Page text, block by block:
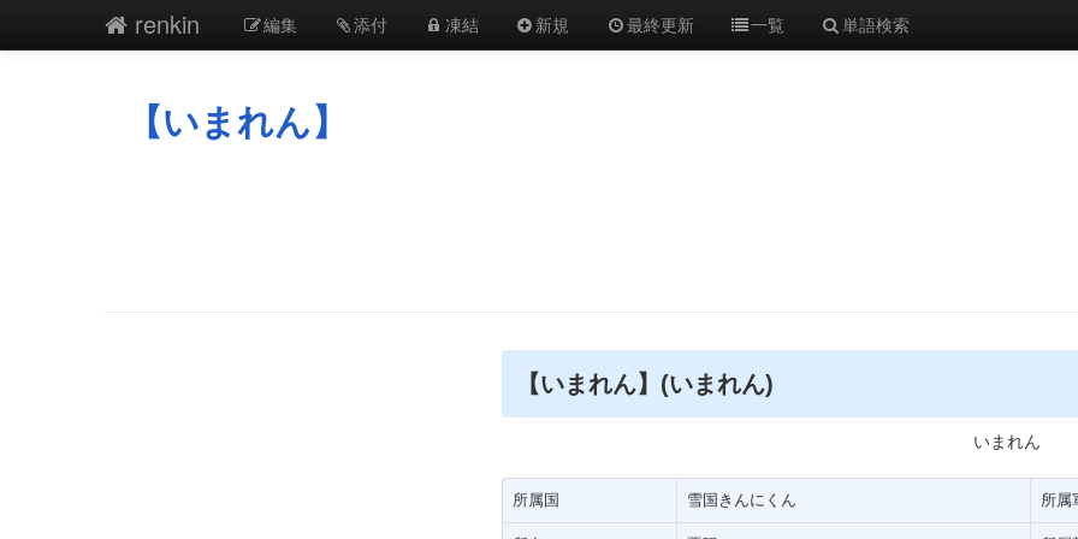
renkin 編集 添付 凍結 新規 最終更新 一覧 単語検索
【いまれん】
【いまれん】(いまれん)
いまれん
所属国 雪国きんにくん 所属